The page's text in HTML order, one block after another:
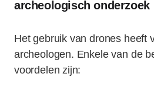
archeologisch onderzoek
Het gebruik van drones heeft
archeologen. Enkele van de
voordelen zijn: